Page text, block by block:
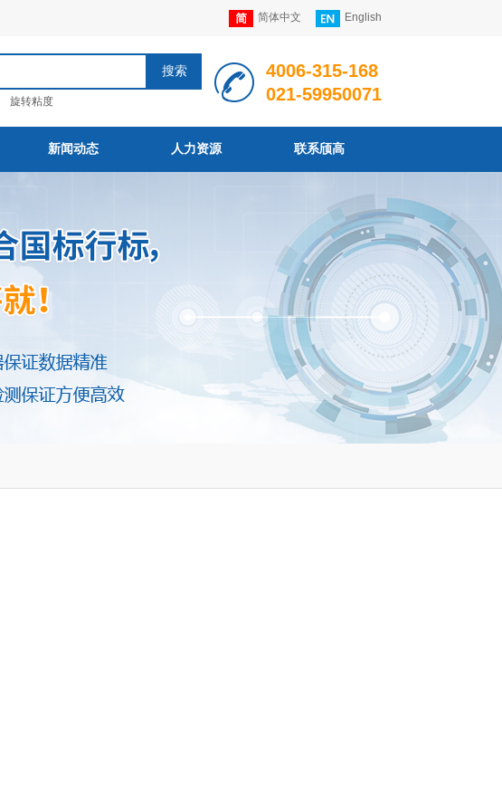
简体中文 English
021-59950071
4006-315-168
搜索
旋转粘度
新闻动态 人力资源 联系颀高